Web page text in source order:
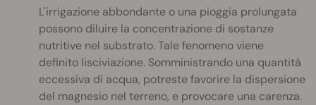
L'irrigazione abbondante o una pioggia prolungata
possono diluire la concentrazione di sostanze
nutritive nel substrato. Tale fenomeno viene
definito lisciviazione. Somministrando una quantità
eccessiva di acqua, potreste favorire la dispersione
del magnesio nel terreno, e provocare una carenza.